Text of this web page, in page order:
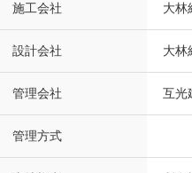
施工会社 大林
設計会社 大林
管理会社 互光
管理方式